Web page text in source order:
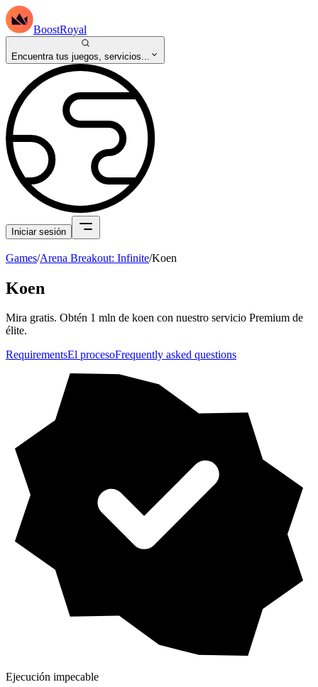
BoostRoyal
Encuentra tus juegos, servicios...
Iniciar sesión
Games/Arena Breakout: Infinite/Koen
Koen
Mira gratis. Obtén 1 mln de koen con nuestro servicio Premium de
élite.
RequirementsEl procesoFrequently asked questions
Ejecución impecable